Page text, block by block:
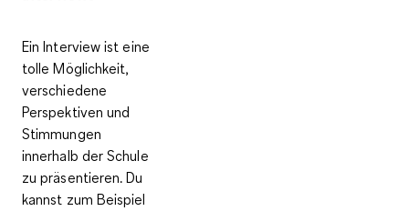
Ein Interview ist eine
tolle Möglichkeit,
verschiedene
Perspektiven und
Stimmungen
innerhalb der Schule
zu präsentieren. Du
kannst zum Beispiel